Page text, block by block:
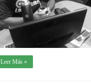
Leer Más »